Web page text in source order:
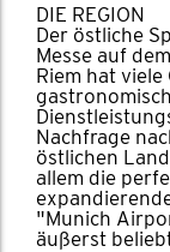
DIE REGION
Der östliche
Messe auf
Riem hat
Nachfrage
östlichen
allem die
"Munich
äußerst